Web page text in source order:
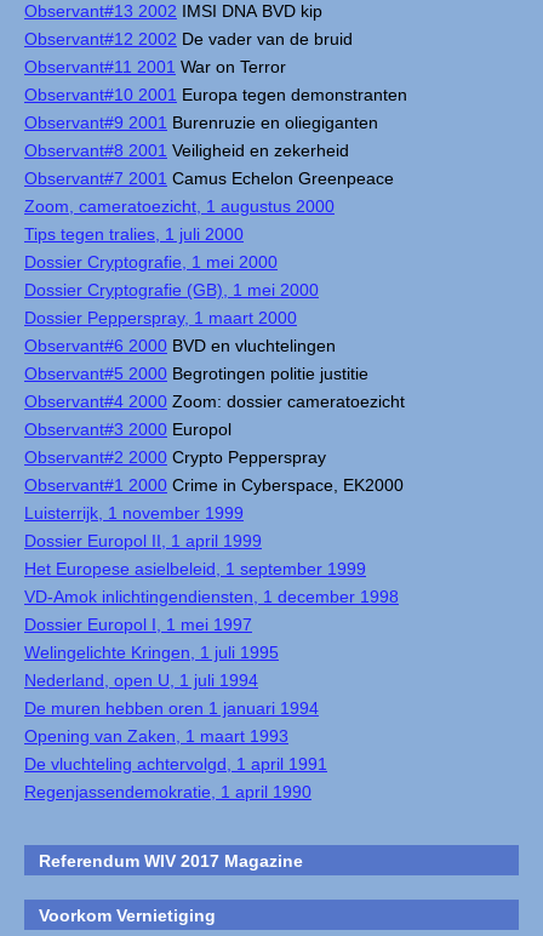
Observant#13 2002 IMSI DNA BVD kip
Observant#12 2002 De vader van de bruid
Observant#11 2001 War on Terror
Observant#10 2001 Europa tegen demonstranten
Observant#9 2001 Burenruzie en oliegiganten
Observant#8 2001 Veiligheid en zekerheid
Observant#7 2001 Camus Echelon Greenpeace
Zoom, cameratoezicht, 1 augustus 2000
Tips tegen tralies, 1 juli 2000
Dossier Cryptografie, 1 mei 2000
Dossier Cryptografie (GB), 1 mei 2000
Dossier Pepperspray, 1 maart 2000
Observant#6 2000 BVD en vluchtelingen
Observant#5 2000 Begrotingen politie justitie
Observant#4 2000 Zoom: dossier cameratoezicht
Observant#3 2000 Europol
Observant#2 2000 Crypto Pepperspray
Observant#1 2000 Crime in Cyberspace, EK2000
Luisterrijk, 1 november 1999
Dossier Europol II, 1 april 1999
Het Europese asielbeleid, 1 september 1999
VD-Amok inlichtingendiensten, 1 december 1998
Dossier Europol I, 1 mei 1997
Welingelichte Kringen, 1 juli 1995
Nederland, open U, 1 juli 1994
De muren hebben oren 1 januari 1994
Opening van Zaken, 1 maart 1993
De vluchteling achtervolgd, 1 april 1991
Regenjassendemokratie, 1 april 1990
Referendum WIV 2017 Magazine
Voorkom Vernietiging